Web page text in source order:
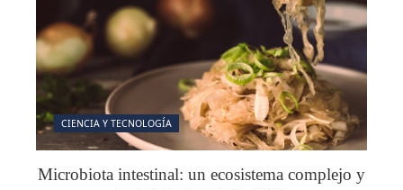
CIENCIA Y TECNOLOGÍA
Microbiota intestinal: un ecosistema complejo y